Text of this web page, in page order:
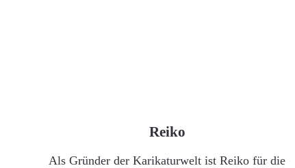
Reiko
Als Gründer der Karikaturwelt ist Reiko für die